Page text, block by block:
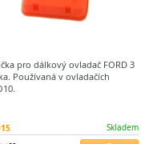
pro dálkový ovladač FORD 3
Používaná v ovladačích
Skladem